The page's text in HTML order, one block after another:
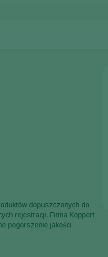
dopuszczonych do
rejestracji. Firma Koppert
pogorszenie jakości